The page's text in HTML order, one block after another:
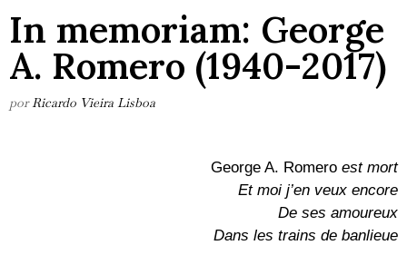
In memoriam: George
A. Romero (1940-2017)
porRicardo Vieira Lisboa
George A. Romero est mort
Et moi j’en veux encore
De ses amoureux
Dans les trains de banlieue